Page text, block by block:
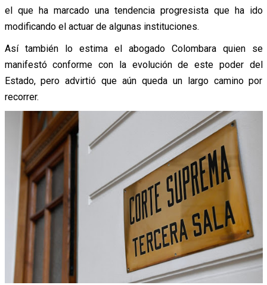
el que ha marcado una tendencia progresista que ha ido
modificando el actuar de algunas instituciones.
Así también lo estima el abogado Colombara quien se
manifestó conforme con la evolución de este poder del
Estado, pero advirtió que aún queda un largo camino por
recorrer.